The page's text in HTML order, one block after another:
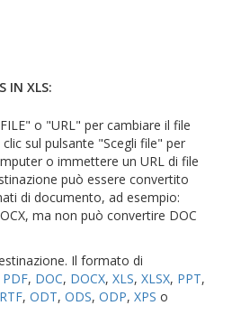
IN XLS:
o "URL" per cambiare il file
sul pulsante "Scegli file" per
o immettere un URL di file
può essere convertito
di documento, ad esempio:
ma non può convertire DOC
Il formato di
PDF, DOC, DOCX, XLS, XLSX, PPT,
RTF, ODT, ODS, ODP, XPS o